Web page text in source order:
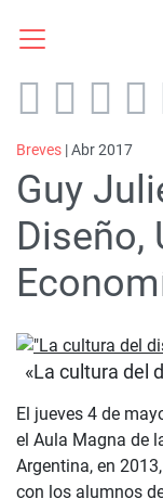
Breves | Abr 2017
Guy
Diseño,
«La cultura del
El jueves 4 de
el Aula Magna de
Argentina, en
con los alumnos